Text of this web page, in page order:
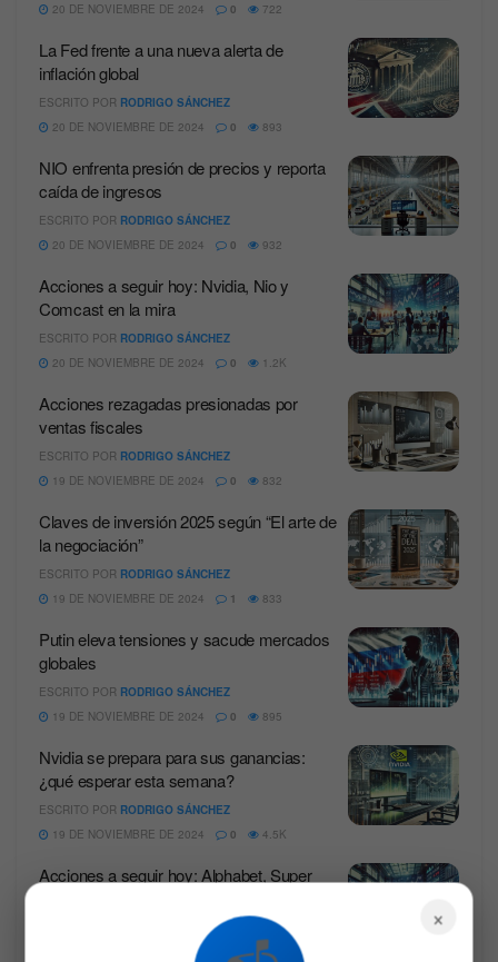
20 DE NOVIEMBRE DE 2024
0 722
La Fed frente a una nueva alerta de
inflación global
ESCRITO POR RODRIGO SÁNCHEZ
20 DE NOVIEMBRE DE 2024
0 893
NIO enfrenta presión de precios y reporta
caída de ingresos
ESCRITO POR RODRIGO SÁNCHEZ
20 DE NOVIEMBRE DE 2024
0 932
Acciones a seguir hoy: Nvidia, Nio y
Comcast en la mira
ESCRITO POR RODRIGO SÁNCHEZ
20 DE NOVIEMBRE DE 2024
0 1.2K
Acciones rezagadas presionadas por
ventas fiscales
ESCRITO POR RODRIGO SÁNCHEZ
19 DE NOVIEMBRE DE 2024
0 832
Claves de inversión 2025 según “El arte de
la negociación”
ESCRITO POR RODRIGO SÁNCHEZ
19 DE NOVIEMBRE DE 2024
1 833
Putin eleva tensiones y sacude mercados
globales
ESCRITO POR RODRIGO SÁNCHEZ
19 DE NOVIEMBRE DE 2024
0 895
Nvidia se prepara para sus ganancias:
¿qué esperar esta semana?
ESCRITO POR RODRIGO SÁNCHEZ
19 DE NOVIEMBRE DE 2024
0 4.5K
Acciones a seguir hoy: Alphabet, Super
RODRIGO SÁNCHEZ
19 DE NOVIEMBRE DE 2024
0 1.7K
×